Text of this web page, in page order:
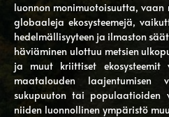
luonnon monimuotoisuutta,
globaaleja ekosysteemejä,
hedelmällisyyteen ja ilmaston
häviäminen ulottuu metsien
ja muut kriittiset ekosysteemit
maatalouden
sukupuuton tai populaatioiden
niiden luonnollinen ympäristö